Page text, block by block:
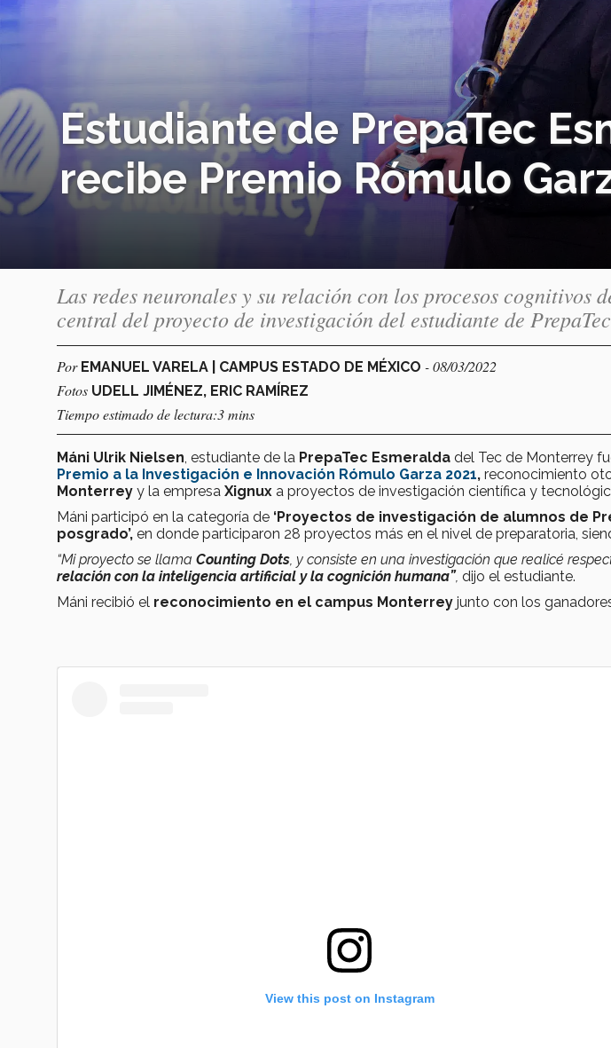
Estudiante de PrepaTec
recibe Premio Rómulo
Las redes neuronales y su relación con los procesos cognitivos
central del proyecto de investigación del estudiante de
Por EMANUEL VARELA | CAMPUS ESTADO DE MÉXICO - 08/03/2022
Fotos UDELL JIMÉNEZ, ERIC RAMÍREZ
Tiempo estimado de lectura:3 mins
Máni Ulrik Nielsen, estudiante de la PrepaTec Esmeralda del Tec de Monterrey
Premio a la Investigación e Innovación Rómulo Garza 2021, reconocimiento
Monterrey y la empresa Xignux a proyectos de investigación científica y
Máni participó en la categoría de ‘Proyectos de investigación de alumnos de
posgrado’, en donde participaron 28 proyectos más en el nivel de preparatoria,
“Mi proyecto se llama Counting Dots, y consiste en una investigación que realicé
relación con la inteligencia artificial y la cognición humana”, dijo el estudiante.
Máni recibió el reconocimiento en el campus Monterrey junto con los
View this post on Instagram